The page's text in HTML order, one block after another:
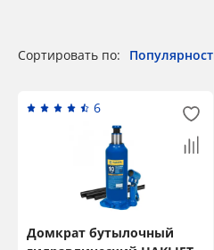
Сортировать по:
6
Домкрат бутылочный